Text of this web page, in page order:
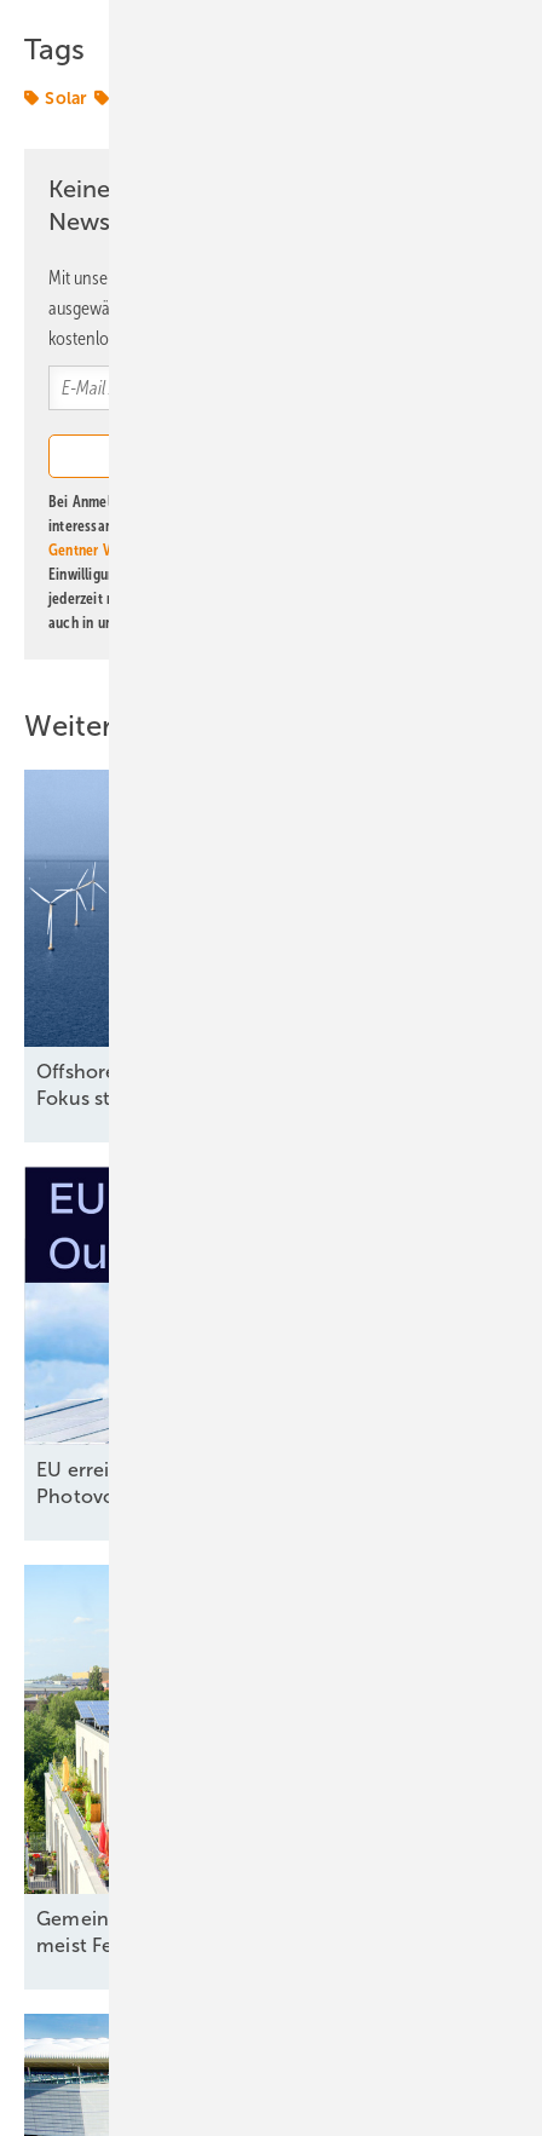
Tags
Solar
Keine Zeit? Kein Problem mit dem ERE
Newsletter!
Mit unserem Newsletter erhalten Sie regelmäßig von uns
ausgewählte Informationen und Neuigkeiten, gebündelt und
kostenlos direkt ins Postfach.
Bei Anmeldung zu diesem Newsletter bin ich damit einverstanden, über
interessante Verlags- und Online-Angebote
Gentner Verlag GmbH & Co. KG
Einwilligung kann ich jederzeit widerrufen und eine Abmeldung ist
jederzeit möglich. Informationen zum Umgang mit Daten finden Sie
auch in unserer
Weitere Inhalte
Offshore-Windparks: Warum längere Laufzeiten im
Fokusstehen
EU erreicht selbst gestecktes Ausbauziel für
Photovoltaik –
Gemeinschaftsanlage im Mehrfamilienhaus bisher
meist Fehlanzeige